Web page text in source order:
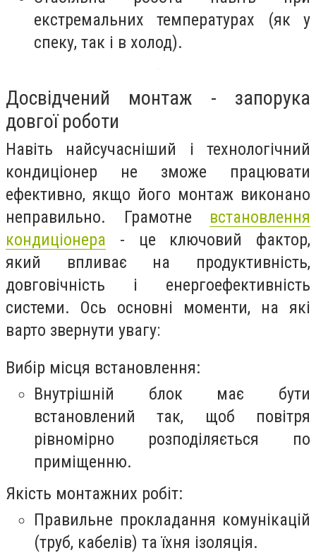
екстремальних температурах (як у
спеку, так і в холод).
Досвідчений монтаж - запорука
довгої роботи
Навіть найсучасніший і технологічний
кондиціонер не зможе працювати
ефективно, якщо його монтаж виконано
неправильно. Грамотне встановлення
кондиціонера - це ключовий фактор,
який впливає на продуктивність,
довговічність і енергоефективність
системи. Ось основні моменти, на які
варто звернути увагу:
Вибір місця встановлення:
Внутрішній блок має бути
встановлений так, щоб повітря
рівномірно розподіляється по
приміщенню.
Якість монтажних робіт:
Правильне прокладання комунікацій
(труб, кабелів) та їхня ізоляція.